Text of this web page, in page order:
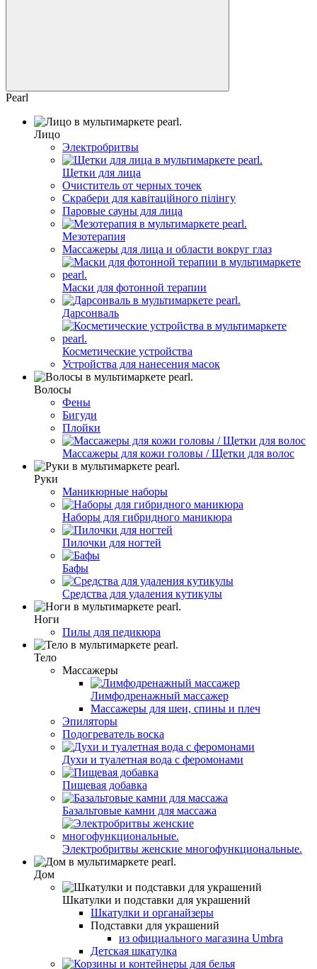
Pearl
Лицо
Электробритвы
Щетки для лица
Очиститель от черных точек
Скрабери для кавітаційного пілінгу
Паровые сауны для лица
Мезотерапия
Массажеры для лица и области вокруг глаз
Маски для фотонной терапии
Дарсонваль
Косметические устройства
Устройства для нанесения масок
Волосы
Фены
Бигуди
Плойки
Массажеры для кожи головы / Щетки для волос
Руки
Маникюрные наборы
Наборы для гибридного маникюра
Пилочки для ногтей
Бафы
Средства для удаления кутикулы
Ноги
Пилы для педикюра
Тело
Массажеры
Лимфодренажный массажер
Массажеры для шеи, спины и плеч
Эпиляторы
Подогреватель воска
Духи и туалетная вода с феромонами
Пищевая добавка
Базальтовые камни для массажа
Электробритвы женские многофункциональные.
Дом
Шкатулки и подставки для украшений
Шкатулки и органайзеры
Подставки для украшений
из официального магазина Umbra
Детская шкатулка